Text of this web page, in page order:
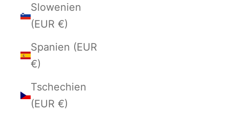
Slowenien
(EUR €)
Spanien (EUR
€)
Tschechien
(EUR €)